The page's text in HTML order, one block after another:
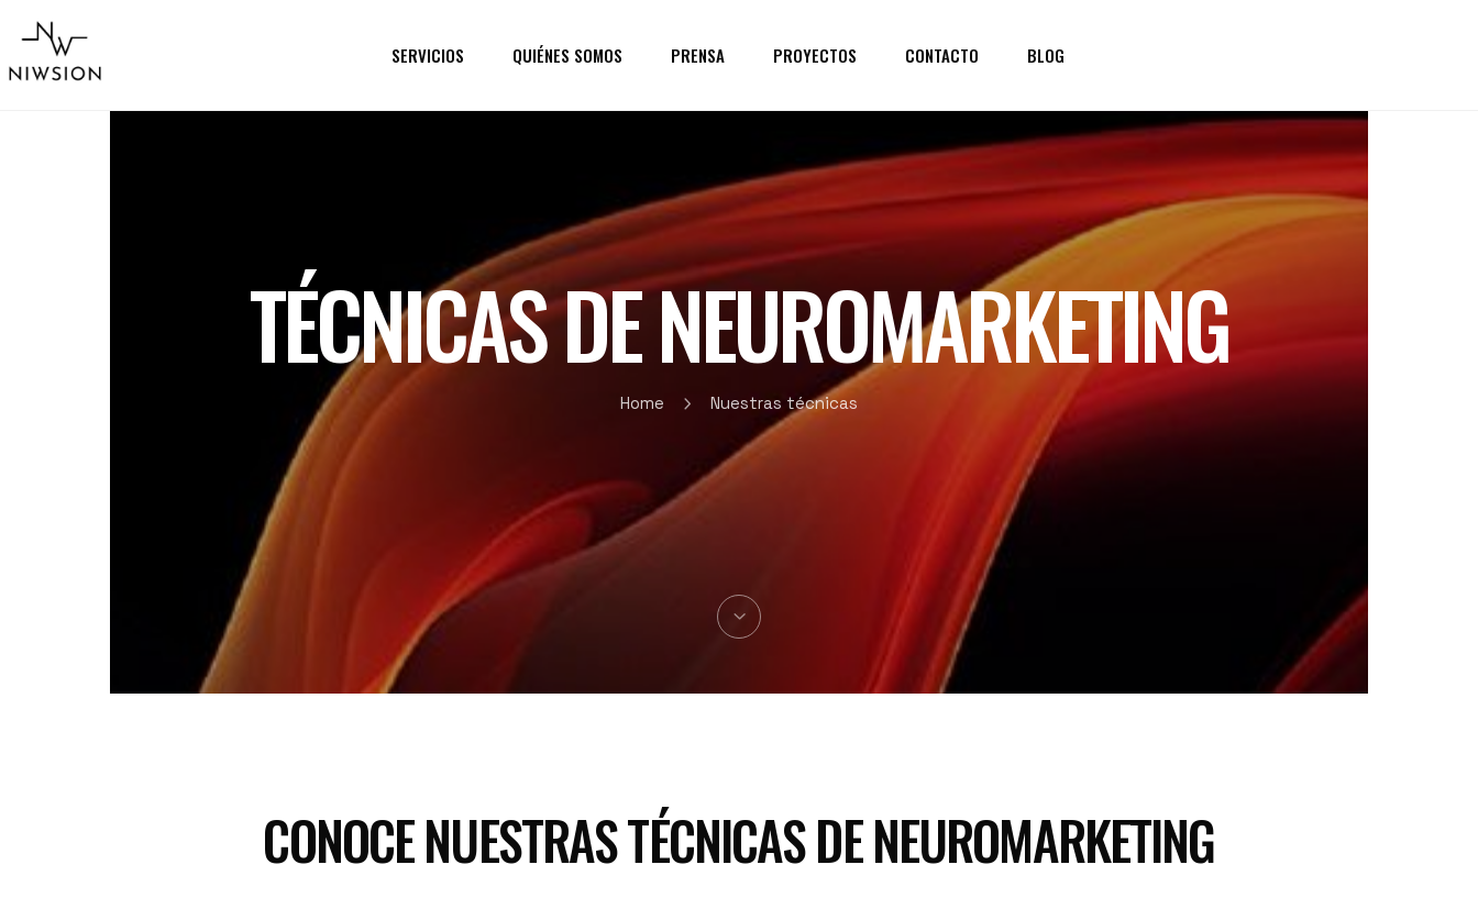
SERVICIOS QUIÉNES SOMOS PRENSA PROYECTOS CONTACTO BLOG
TÉCNICAS DE NEUROMARKETING
Home Nuestras técnicas
CONOCE NUESTRAS TÉCNICAS DE NEUROMARKETING